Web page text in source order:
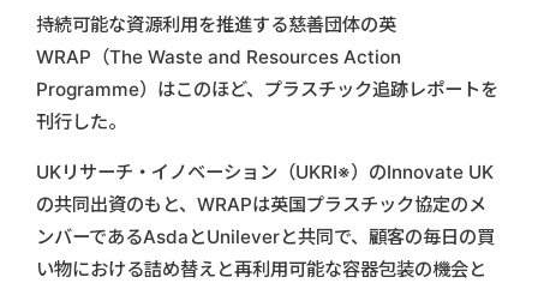
持続可能な資源利用を推進する慈善団体の英
WRAP（The Waste and Resources Action
Programme）はこのほど、プラスチック追跡レポートを
刊行した。
UKリサーチ・イノベーション（UKRI※）のInnovate UK
の共同出資のもと、WRAPは英国プラスチック協定のメ
ンバーであるAsdaとUnileverと共同で、顧客の毎日の買
い物における詰め替えと再利用可能な容器包装の機会と